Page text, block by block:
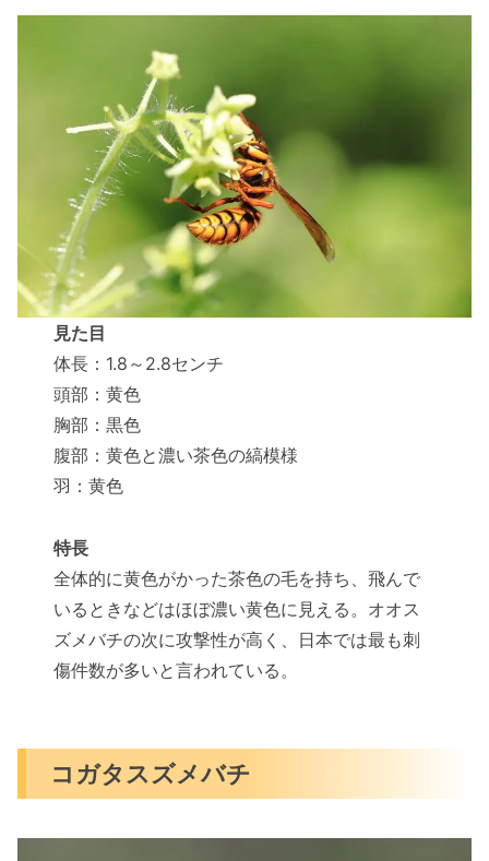
見た目
体長：1.8～2.8センチ
頭部：黄色
胸部：黒色
腹部：黄色と濃い茶色の縞模様
羽：黄色
特長
全体的に黄色がかった茶色の毛を持ち、飛んで
いるときなどはほぼ濃い黄色に見える。オオス
ズメバチの次に攻撃性が高く、日本では最も刺
傷件数が多いと言われている。
コガタスズメバチ